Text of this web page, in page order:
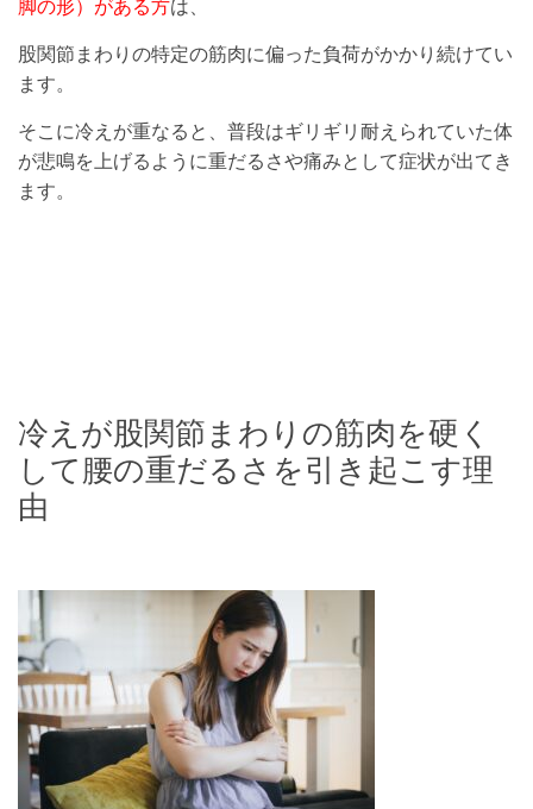
脚の形）がある方は、
股関節まわりの特定の筋肉に偏った負荷がかかり続けてい
ます。
そこに冷えが重なると、普段はギリギリ耐えられていた体
が悲鳴を上げるように重だるさや痛みとして症状が出てき
ます。
冷えが股関節まわりの筋肉を硬く
して腰の重だるさを引き起こす理
由